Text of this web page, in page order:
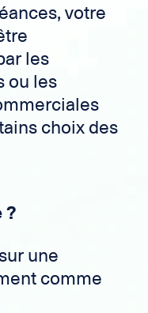
votre
les
ou les
choix des
?
une
comme